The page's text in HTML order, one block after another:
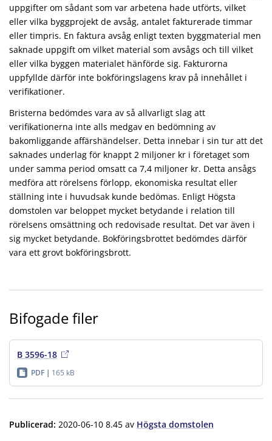
uppgifter om sådant som var arbetena hade utförts, vilket
eller vilka byggprojekt de avsåg, antalet fakturerade timmar
eller timpris. En faktura avsåg enligt texten byggmaterial men
saknade uppgift om vilket material som avsågs och till vilket
eller vilka byggen materialet hänförde sig. Fakturorna
uppfyllde därför inte bokföringslagens krav på innehållet i
verifikationer.
Bristerna bedömdes vara av så allvarligt slag att
verifikationerna inte alls medgav en bedömning av
bakomliggande affärshändelser. Detta innebar i sin tur att det
saknades underlag för knappt 2 miljoner kr i företaget som
under samma period omsatt ca 7,4 miljoner kr. Detta ansågs
medföra att rörelsens förlopp, ekonomiska resultat eller
ställning inte i huvudsak kunde bedömas. Enligt Högsta
domstolen var beloppet mycket betydande i relation till
rörelsens omsättning och redovisade resultat. Det var även i
sig mycket betydande. Bokföringsbrottet bedömdes därför
vara ett grovt bokföringsbrott.
Bifogade filer
B 3596-18
PDF 165 kB
Publicerad: 2020-06-10 8.45 av Högsta domstolen